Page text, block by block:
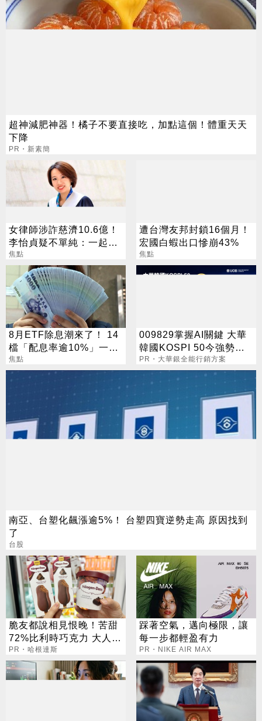
超神減肥神器！橘子不要直接吃，加點這個！體重天天
下降
PR・新素簡
女律師涉詐慈濟10.6億！
李怡貞疑不單純：一起洗
錢？
焦點
遭台灣友邦封鎖16個月！
宏國白蝦出口慘崩43%
焦點
8月ETF除息潮來了！ 14
檔「配息率逾10%」一次
看
焦點
009829掌握AI關鍵 大華
韓國KOSPI 50今強勢開
募
PR・大華銀全能行銷方案
南亞、台塑化飆漲逾5%！ 台塑四寶逆勢走高 原因找到
了
台股
脆友都說相見恨晚！苦甜
72%比利時巧克力 大人味
爆紅！
PR・哈根達斯
踩著空氣，邁向極限，讓
每一步都輕盈有力
PR・NIKE AIR MAX